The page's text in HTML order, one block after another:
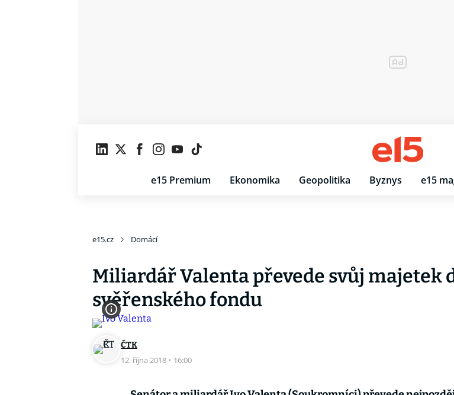
e15 Premium Ekonomika Geopolitika Byznys e15
e15.cz Domácí
Miliardář Valenta převede svůj majetek
svěřenského fondu
ČTK
12. října 2018 · 16:00